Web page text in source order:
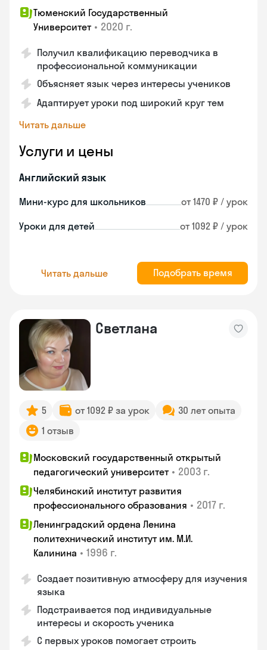
Тюменский Государственный
Университет • 2020 г.
Получил квалификацию переводчика в
профессиональной коммуникации
Объясняет язык через интересы учеников
Адаптирует уроки под широкий круг тем
Читать дальше
Услуги и цены
Английский язык
Мини-курс для школьников от 1470 ₽ / урок
Уроки для детей от 1092 ₽ / урок
Читать дальше Подобрать время
Светлана
5 от 1092 ₽ за урок
30 лет опыта
1 отзыв
Московский государственный открытый
педагогический университет • 2003 г.
Челябинский институт развития
профессионального образования • 2017 г.
Ленинградский ордена Ленина
политехнический институт им. М.И.
Калинина • 1996 г.
Создает позитивную атмосферу для изучения
языка
Подстраивается под индивидуальные
интересы и скорость ученика
С первых уроков помогает строить